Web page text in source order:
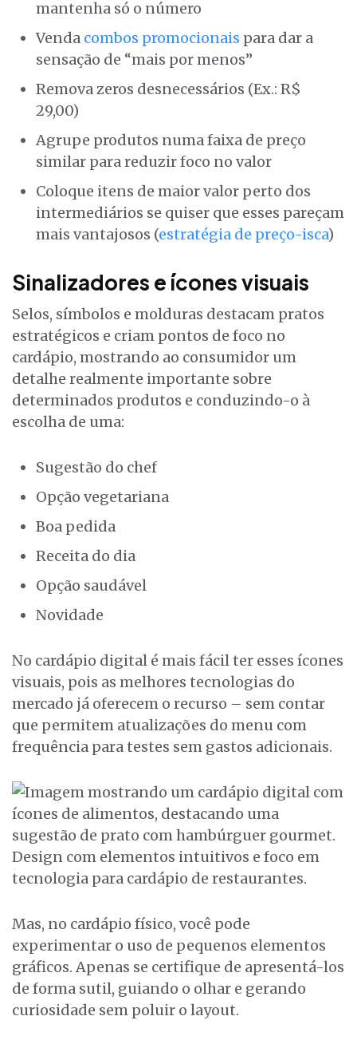
mantenha só o número
Venda combos promocionais para dar a
sensação de “mais por menos”
Remova zeros desnecessários (Ex.: R$
29,00)
Agrupe produtos numa faixa de preço
similar para reduzir foco no valor
Coloque itens de maior valor perto dos
intermediários se quiser que esses pareçam
mais vantajosos (estratégia de preço-isca)
Sinalizadores e ícones visuais
Selos, símbolos e molduras destacam pratos
estratégicos e criam pontos de foco no
cardápio, mostrando ao consumidor um
detalhe realmente importante sobre
determinados produtos e conduzindo-o à
escolha de uma:
Sugestão do chef
Opção vegetariana
Boa pedida
Receita do dia
Opção saudável
Novidade
No cardápio digital é mais fácil ter esses ícones
visuais, pois as melhores tecnologias do
mercado já oferecem o recurso – sem contar
que permitem atualizações do menu com
frequência para testes sem gastos adicionais.
Mas, no cardápio físico, você pode
experimentar o uso de pequenos elementos
gráficos. Apenas se certifique de apresentá-los
de forma sutil, guiando o olhar e gerando
curiosidade sem poluir o layout.